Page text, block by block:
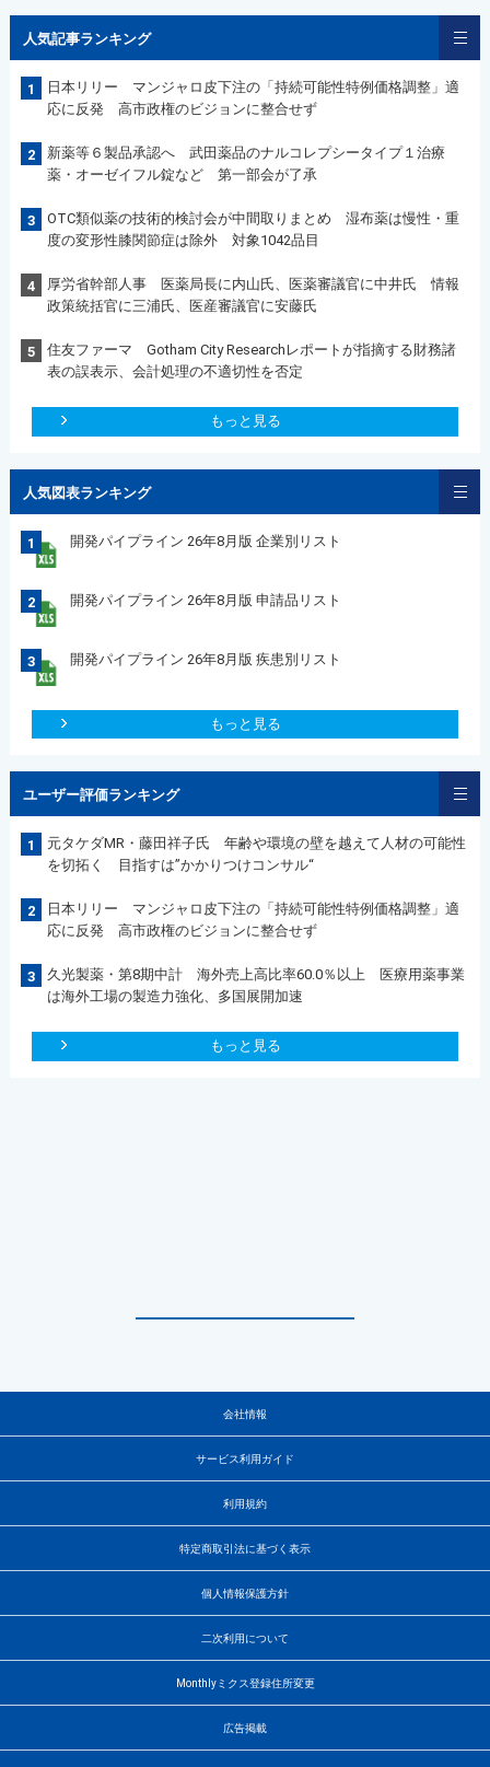
人気記事ランキング
1
日本リリー マンジャロ皮下注の「持続可能性特例価格調整」適
応に反発 高市政権のビジョンに整合せず
2
新薬等６製品承認へ 武田薬品のナルコレプシータイプ１治療
薬・オーゼイフル錠など 第一部会が了承
3
OTC類似薬の技術的検討会が中間取りまとめ 湿布薬は慢性・重
度の変形性膝関節症は除外 対象1042品目
4
厚労省幹部人事 医薬局長に内山氏、医薬審議官に中井氏 情報
政策統括官に三浦氏、医産審議官に安藤氏
5
住友ファーマ Gotham City Researchレポートが指摘する財務諸
表の誤表示、会計処理の不適切性を否定
もっと見る
人気図表ランキング
1 開発パイプライン 26年8月版 企業別リスト
2 開発パイプライン 26年8月版 申請品リスト
3 開発パイプライン 26年8月版 疾患別リスト
もっと見る
ユーザー評価ランキング
1
元タケダMR・藤田祥子氏 年齢や環境の壁を越えて人材の可能性
を切拓く 目指すは”かかりつけコンサル“
2
日本リリー マンジャロ皮下注の「持続可能性特例価格調整」適
応に反発 高市政権のビジョンに整合せず
3
久光製薬・第8期中計 海外売上高比率60.0％以上 医療用薬事業
は海外工場の製造力強化、多国展開加速
もっと見る
会社情報
サービス利用ガイド
利用規約
特定商取引法に基づく表示
個人情報保護方針
二次利用について
Monthlyミクス登録住所変更
広告掲載